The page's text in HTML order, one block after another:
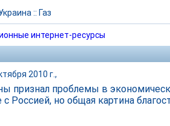
:: Газ
интернет-ресурсы
2010 г.,
признал проблемы в
Россией, но общая картина